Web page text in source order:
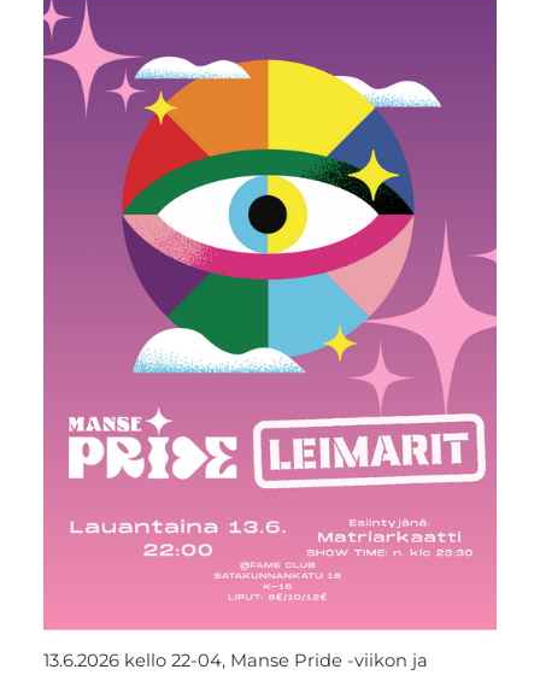
13.6.2026 kello 22-04, Manse Pride -viikon ja